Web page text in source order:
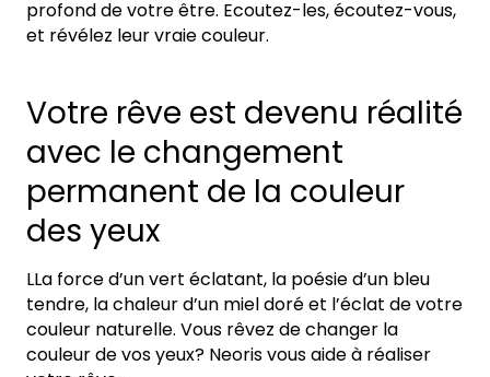
profond de votre être. Ecoutez-les, écoutez-vous,
et révélez leur vraie couleur.
Votre rêve est devenu réalité
avec le changement
permanent de la couleur
des yeux
LLa force d’un vert éclatant, la poésie d’un bleu
tendre, la chaleur d’un miel doré et l’éclat de votre
couleur naturelle. Vous rêvez de changer la
couleur de vos yeux? Neoris vous aide à réaliser